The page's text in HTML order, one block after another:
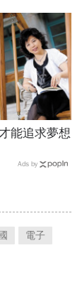
」
能追求夢想
Ads by
電子